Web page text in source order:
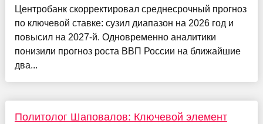
Центробанк скорректировал среднесрочный прогноз
по ключевой ставке: сузил диапазон на 2026 год и
повысил на 2027-й. Одновременно аналитики
понизили прогноз роста ВВП России на ближайшие
два...
Политолог Шаповалов: Ключевой элемент